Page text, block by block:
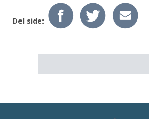
Del side: